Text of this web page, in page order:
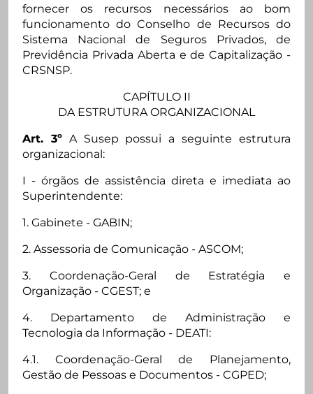
fornecer os recursos necessários ao bom
funcionamento do Conselho de Recursos do
Sistema Nacional de Seguros Privados, de
Previdência Privada Aberta e de Capitalização -
CRSNSP.
CAPÍTULO II
DA ESTRUTURA ORGANIZACIONAL
Art. 3ºA Susep possui a seguinte estrutura
organizacional:
I - órgãos de assistência direta e imediata ao
Superintendente:
1. Gabinete - GABIN;
2. Assessoria de Comunicação - ASCOM;
3. Coordenação-Geral de Estratégia e
Organização - CGEST; e
4. Departamento de Administração e
Tecnologia da Informação - DEATI:
4.1. Coordenação-Geral de Planejamento,
Gestão de Pessoas e Documentos - CGPED;